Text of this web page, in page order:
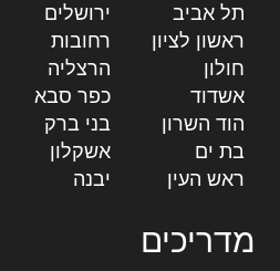
תל אביב ירושלים
ראשון לציון
רחובות
חולון
הרצליה
אשדוד
כפר סבא
הוד השרון
בני ברק
בת ים
אשקלון
ראש העין
יבנה
מדריכים